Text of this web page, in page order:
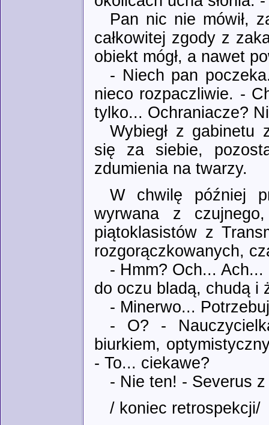
Pan nic nie mówił,
całkowitej zgody z
obiekt mógł, a nawet
- Niech pan
nieco rozpaczliwie. -
tylko... Ochraniacze?
Wybiegł z gabinetu
się za siebie,
zdumienia na twarzy.
W chwilę później
wyrwana z
piątoklasistów z
rozgorączkowanych,
- Hmm? Och... Ach...
do oczu bladą, chudą i
- Minerwo...
- O? -
biurkiem,
- To... ciekawe?
- Nie ten! - Severus
/ koniec retrospekcji/